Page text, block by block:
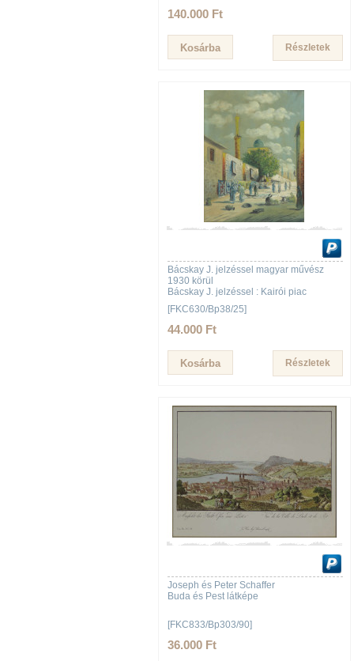
140.000 Ft
Részletek
Bácskay J. jelzéssel magyar művész
1930 körül
Bácskay J. jelzéssel : Kairói piac
[FKC630/Bp38/25]
44.000 Ft
Részletek
Joseph és Peter Schaffer
Buda és Pest látképe
[FKC833/Bp303/90]
36.000 Ft